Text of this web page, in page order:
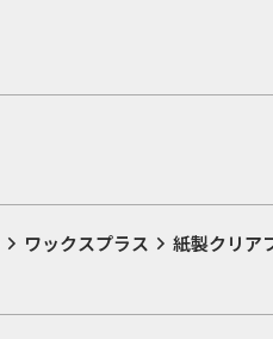
ワックスプラス 紙製クリア